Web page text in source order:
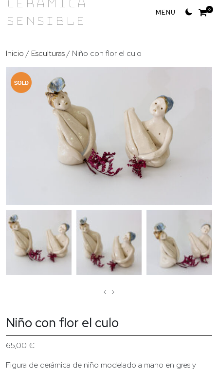
Skip
Sensible
0
Inicio / Esculturas/ Niño con flor el culo
‹ ›
Niño con flor el culo
65,00 €
Figura de cerámica de niño modelado a mano en gres y